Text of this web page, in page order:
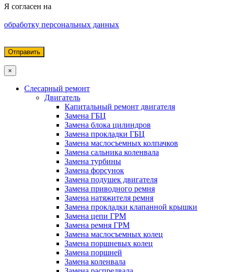
Я согласен на
обработку персональных данных
×
Слесарный ремонт
Двигатель
Капитальный ремонт двигателя
Замена ГБЦ
Замена блока цилиндров
Замена прокладки ГБЦ
Замена маслосъемных колпачков
Замена сальника коленвала
Замена турбины
Замена форсунок
Замена подушек двигателя
Замена приводного ремня
Замена натяжителя ремня
Замена прокладки клапанной крышки
Замена цепи ГРМ
Замена ремня ГРМ
Замена маслосъемных колец
Замена поршневых колец
Замена поршней
Замена коленвала